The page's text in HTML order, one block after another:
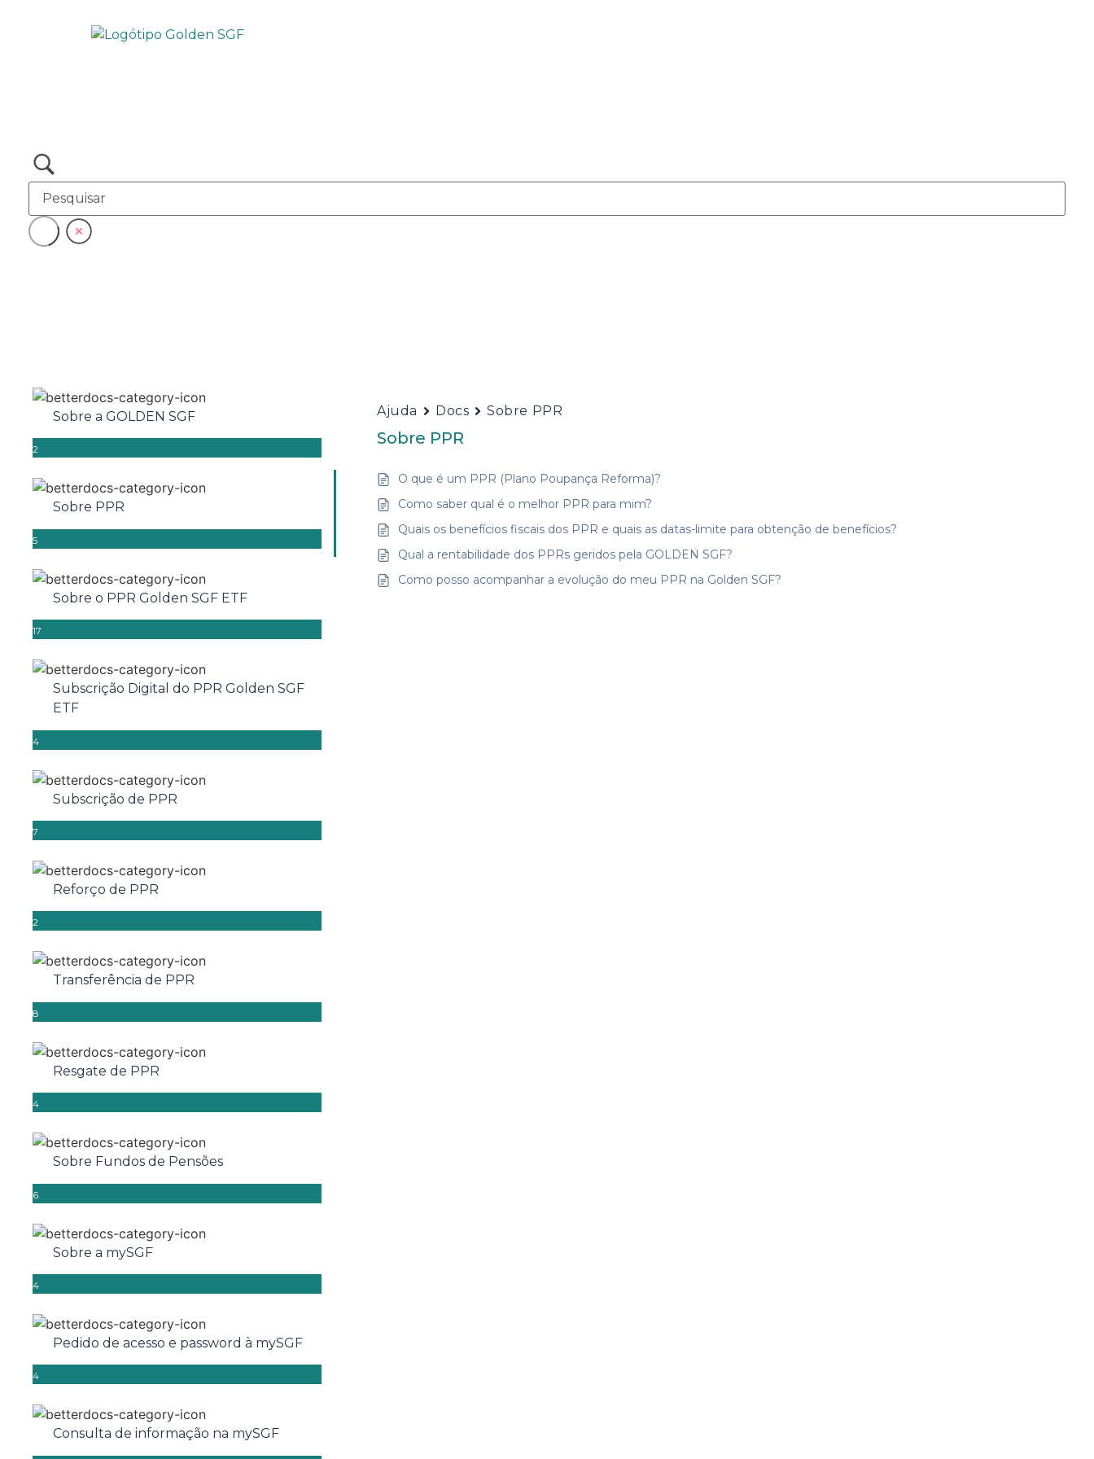
Sobre a GOLDEN SGF
2
Sobre PPR
5
Sobre o PPR Golden SGF ETF
17
Subscrição Digital do PPR Golden SGF
ETF
4
Subscrição de PPR
7
Reforço de PPR
2
Transferência de PPR
8
Resgate de PPR
4
Sobre Fundos de Pensões
6
Sobre a mySGF
4
Pedido de acesso e password à mySGF
4
Consulta de informação na mySGF
Ajuda Docs Sobre PPR
Sobre PPR
O que é um PPR (Plano Poupança Reforma)?
Como saber qual é o melhor PPR para mim?
Quais os benefícios fiscais dos PPR e quais as datas-limite para obtenção de benefícios?
Qual a rentabilidade dos PPRs geridos pela GOLDEN SGF?
Como posso acompanhar a evolução do meu PPR na Golden SGF?